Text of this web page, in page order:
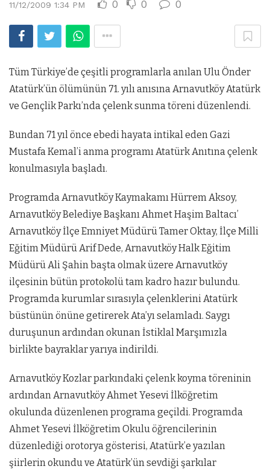
11/12/2009 1:34 PM 0 0 0
Tüm Türkiye’de çeşitli programlarla anılan Ulu Önder
Atatürk’ün ölümünün 71. yılı anısına Arnavutköy Atatürk
ve Gençlik Parkı’nda çelenk sunma töreni düzenlendi.
Bundan 71 yıl önce ebedi hayata intikal eden Gazi
Mustafa Kemal’i anma programı Atatürk Anıtına çelenk
konulmasıyla başladı.
Programda Arnavutköy Kaymakamı Hürrem Aksoy,
Arnavutköy Belediye Başkanı Ahmet Haşim Baltacı’
Arnavutköy İlçe Emniyet Müdürü Tamer Oktay, İlçe Milli
Eğitim Müdürü Arif Dede, Arnavutköy Halk Eğitim
Müdürü Ali Şahin başta olmak üzere Arnavutköy
ilçesinin bütün protokolü tam kadro hazır bulundu.
Programda kurumlar sırasıyla çelenklerini Atatürk
büstünün önüne getirerek Ata’yı selamladı. Saygı
duruşunun ardından okunan İstiklal Marşımızla
birlikte bayraklar yarıya indirildi.
Arnavutköy Kozlar parkındaki çelenk koyma töreninin
ardından Arnavutköy Ahmet Yesevi İlköğretim
okulunda düzenlenen programa geçildi. Programda
Ahmet Yesevi İlköğretim Okulu öğrencilerinin
düzenlediği orotorya gösterisi, Atatürk’e yazılan
şiirlerin okundu ve Atatürk’ün sevdiği şarkılar